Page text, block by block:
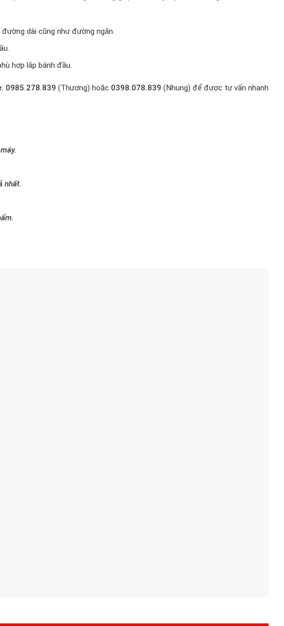
dài cũng như đường ngắn.
hợp lắp bánh đầu.
0985.278.839 (Thương) hoặc 0398.078.839 (Nhung) để được tư vấn nhanh
nhất.